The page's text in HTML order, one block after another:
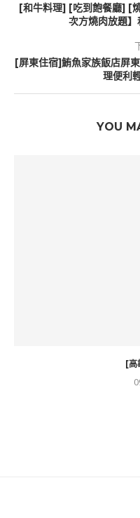
[和牛料理] [吃到飽餐廳] [
次方燒肉放題
[屏東住宿]鮪魚家族飯店屏
理便利
YOU
[高